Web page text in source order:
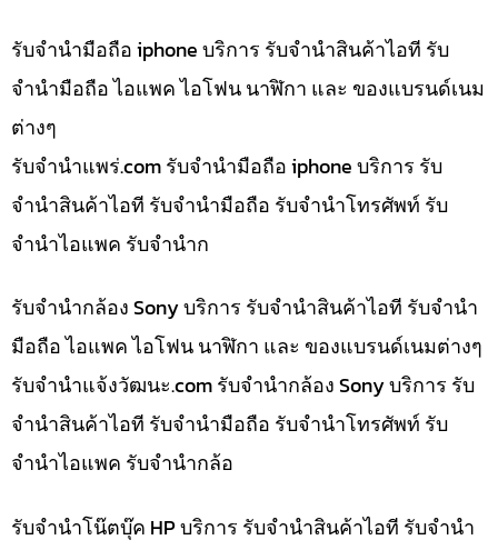
รับจำนำมือถือ iphone บริการ รับจำนำสินค้าไอที รับ
จำนำมือถือ ไอแพค ไอโฟน นาฬิกา และ ของแบรนด์เนม
ต่างๆ
รับจํานําแพร่.com รับจำนำมือถือ iphone บริการ รับ
จำนำสินค้าไอที รับจำนำมือถือ รับจำนำโทรศัพท์ รับ
จำนำไอแพค รับจำนำก
รับจำนำกล้อง Sony บริการ รับจำนำสินค้าไอที รับจำนำ
มือถือ ไอแพค ไอโฟน นาฬิกา และ ของแบรนด์เนมต่างๆ
รับจํานําแจ้งวัฒนะ.com รับจำนำกล้อง Sony บริการ รับ
จำนำสินค้าไอที รับจำนำมือถือ รับจำนำโทรศัพท์ รับ
จำนำไอแพค รับจำนำกล้อ
รับจำนำโน๊ตบุ๊ค HP บริการ รับจำนำสินค้าไอที รับจำนำ